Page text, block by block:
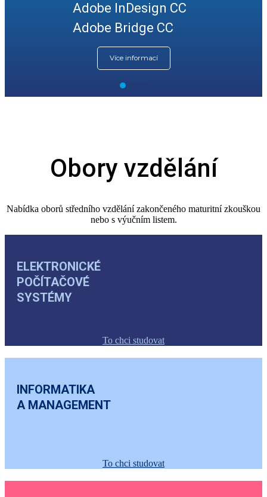
Adobe InDesign CC
Adobe Bridge CC
Více informací
Obory vzdělání
Nabídka oborů středního vzdělání zakončeného maturitní zkouškou
nebo s výučním listem.
ELEKTRONICKÉ
POČÍTAČOVÉ
SYSTÉMY
To chci studovat
INFORMATIKA
A MANAGEMENT
To chci studovat